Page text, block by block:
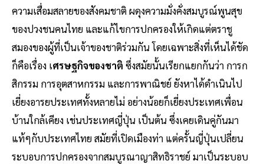
ความเสื่อมสลายของสังคมชาติ ผดุงความมั่งคั่งสมบูรณ์พูนสุข
ของปวงชนคนไทย และแก้ไขการปกครองให้เกิดแต่ตราชู
สมองของผู้ที่เป็นเจ้าของชาติร่วมกัน โดยเฉพาะสิ่งที่เห็นได้ชัด
ก็คือเรื่อง เศรษฐกิจของชาติ ซึ่งสมัยนั้นเรียกแยกกันว่า การก
สิกรรม การอุตสาหกรรม และการพาณิชย์ ยังหาได้ดำเนินไป
เยี่ยงอารยประเทศทั้งหลายไม่ อย่างน้อยก็เยี่ยงประเทศเพื่อน
บ้านใกล้เคียง เช่นประเทศญี่ปุ่น เป็นต้น ซึ่งเคยเดินคู่กันมา
แท้ๆกับประเทศไทย สมัยที่เปิดเมืองท่า แต่ครั้นญี่ปุ่นเปลี่ยน
ระบอบการปกครองจากสมบูรณาญาสิทธิราชย์ มาเป็นระบอบ